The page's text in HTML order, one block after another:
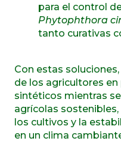
para el control
Phytophthora
tanto curativas
Con estas
de los agricultores
sintéticos mientras
agrícolas
los cultivos y la
en un clima